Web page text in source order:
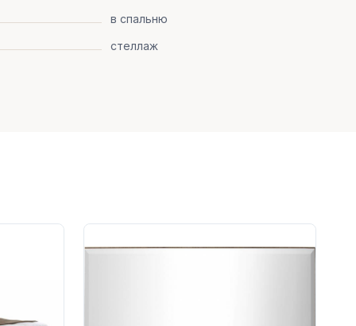
в спальню
стеллаж